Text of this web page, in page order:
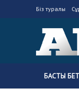
Біз туралы
БАСТЫ БЕТ